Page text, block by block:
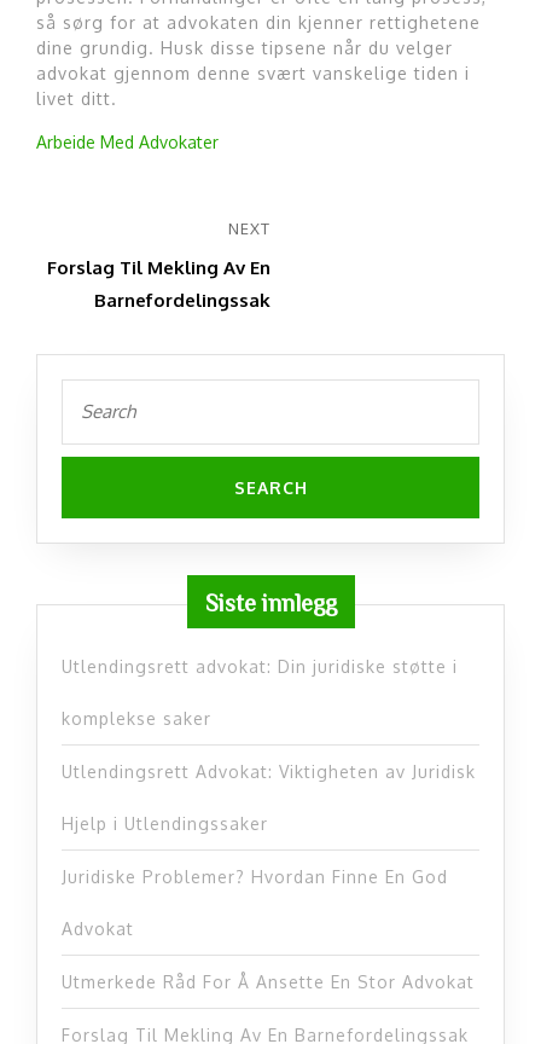
så sørg for at advokaten din kjenner rettighetene
dine grundig. Husk disse tipsene når du velger
advokat gjennom denne svært vanskelige tiden i
livet ditt.
Arbeide Med Advokater
NEXT
Next
Forslag Til Mekling Av En
Barnefordelingssak
for:
Siste innlegg
Utlendingsrett advokat: Din juridiske støtte i
komplekse saker
Utlendingsrett Advokat: Viktigheten av Juridisk
Hjelp i Utlendingssaker
Juridiske Problemer? Hvordan Finne En God
Advokat
Utmerkede Råd For Å Ansette En Stor Advokat
Forslag Til Mekling Av En Barnefordelingssak